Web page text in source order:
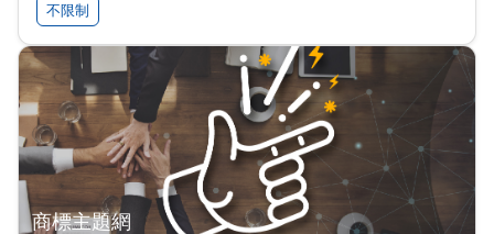
不限制
商標主題網